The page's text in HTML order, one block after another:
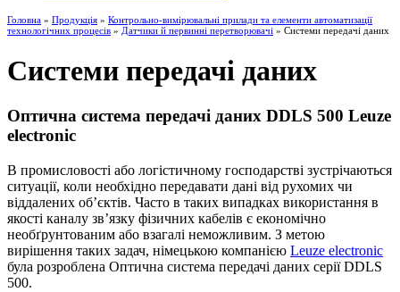
Головна » Продукція » Контрольно-вимірювальні прилади та елементи автоматизації
технологічних процесів » Датчики й первинні перетворювачі » Системи передачі даних
Системи передачі даних
Оптична система передачі даних DDLS 500 Leuze
electronic
В промисловості або логістичному господарстві зустрічаються
ситуації, коли необхідно передавати дані від рухомих чи
віддалених об’єктів. Часто в таких випадках використання в
якості каналу зв’язку фізичних кабелів є економічно
необґрунтованим або взагалі неможливим. З метою
вирішення таких задач, німецькою компанією Leuze electronic
була розроблена Оптична система передачі даних серії DDLS
500.